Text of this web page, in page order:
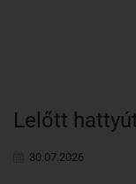
Lelőtt
30.07.2026